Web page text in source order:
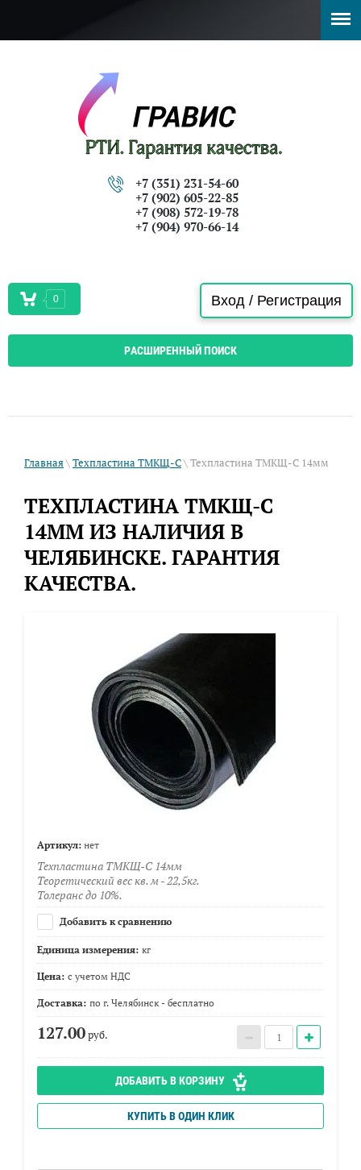
+7 (351) 231-54-60
+7 (902) 605-22-85
+7 (908) 572-19-78
+7 (904) 970-66-14
0 Вход / Регистрация
РАСШИРЕННЫЙ ПОИСК
Главная\ Техпластина ТМКЩ-С\ Техпластина ТМКЩ-С 14мм
ТЕХПЛАСТИНА ТМКЩ-C
14ММ ИЗ НАЛИЧИЯ В
ЧЕЛЯБИНСКЕ. ГАРАНТИЯ
КАЧЕСТВА.
Артикул: нет
Техпластина ТМКЩ-С 14мм
Теоретический вес кв. м - 22,5кг.
Толеранс до 10%.
Добавить к сравнению
Единица измерения: кг
Цена: с учетом НДС
Доставка: по г. Челябинск - бесплатно
127.00руб.
ДОБАВИТЬ В КОРЗИНУ
КУПИТЬ В ОДИН КЛИК